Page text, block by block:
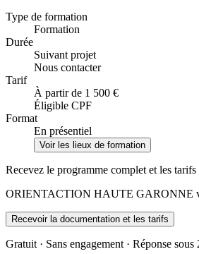
Type de formation
Formation
Durée
Suivant projet
Nous contacter
Tarif
À partir de 1 500 €
Éligible CPF
Format
En présentiel
Voir les lieux de formation
Recevez le programme complet et les tarifs
ORIENTACTION HAUTE GARONNE
Recevoir la documentation et les tarifs
Gratuit · Sans engagement · Réponse sous